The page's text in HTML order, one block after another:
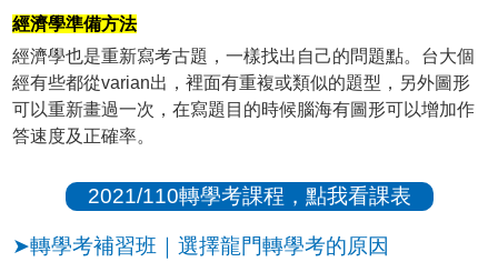
經濟學準備方法
經濟學也是重新寫考古題，一樣找出自己的問題點。台大個
經有些都從varian出，裡面有重複或類似的題型，另外圖形
可以重新畫過一次，在寫題目的時候腦海有圖形可以增加作
答速度及正確率。
2021/110轉學考課程，點我看課表
➤轉學考補習班｜選擇龍門轉學考的原因